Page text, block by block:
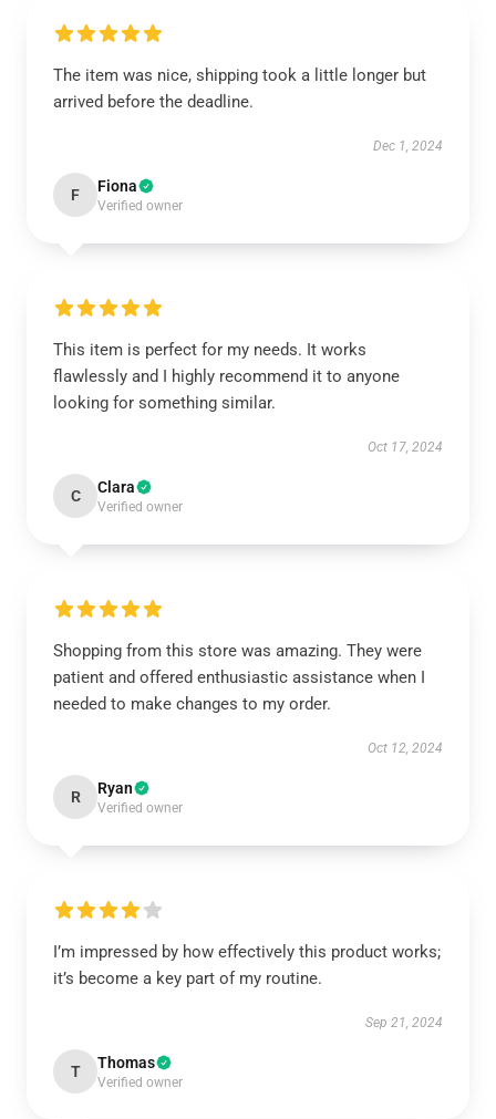
The item was nice, shipping took a little longer but
arrived before the deadline.
Dec 1, 2024
F Fiona
Verified owner
This item is perfect for my needs. It works
flawlessly and I highly recommend it to anyone
looking for something similar.
Oct 17, 2024
C Clara
Verified owner
Shopping from this store was amazing. They were
patient and offered enthusiastic assistance when I
needed to make changes to my order.
Oct 12, 2024
R Ryan
Verified owner
I’m impressed by how effectively this product works;
it’s become a key part of my routine.
Sep 21, 2024
T Thomas
Verified owner